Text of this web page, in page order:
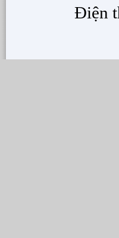
Điện